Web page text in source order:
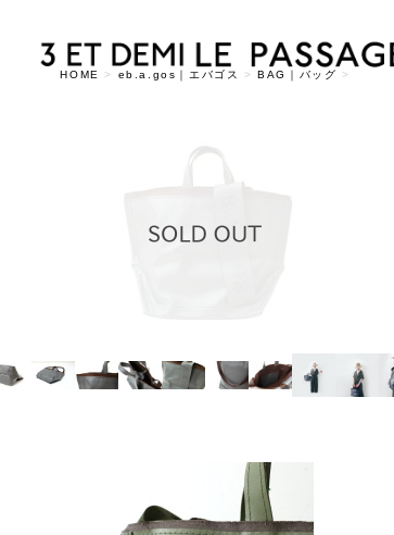
HOME > eb.a.gos｜エバゴス > BAG｜バッグ >